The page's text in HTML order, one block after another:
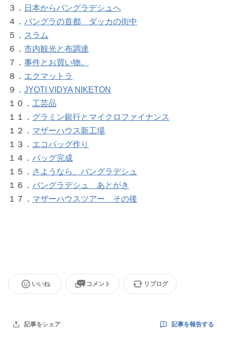
３． 日本からバングラデシュへ
４． バングラの首都 ダッカの街中
５． スラム
６． 市内観光と布調達
７． 事件とお買い物。
８． エクマットラ
９． JYOTI VIDYA NIKETON
１０． 工芸品
１１． グラミン銀行とマイクロファイナンス
１２． マザーハウス新工場
１３． エコバッグ作り
１４． バッグ完成
１５． さようなら、バングラデシュ
１６． バングラデシュ あとがき
１７． マザーハウスツアー その後
いいね コメント リブログ
記事をシェア 記事を報告する